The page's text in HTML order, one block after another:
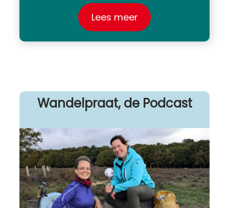
Lees meer
Wandelpraat, de Podcast